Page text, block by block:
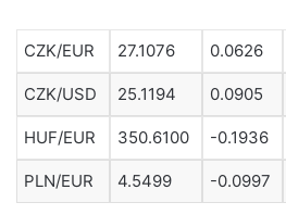
CZK/EUR 27.1076 0.0626
CZK/USD 25.1194 0.0905
HUF/EUR 350.6100 -0.1936
PLN/EUR 4.5499 -0.0997